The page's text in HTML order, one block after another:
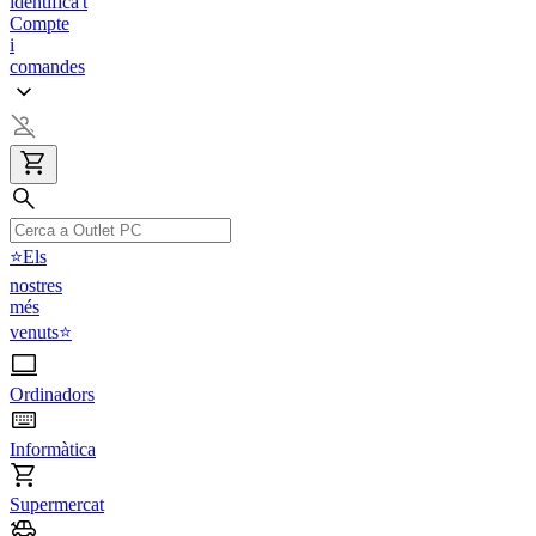
Compte
i
comandes
⭐Els
nostres
més
venuts⭐
Ordinadors
Informàtica
Supermercat